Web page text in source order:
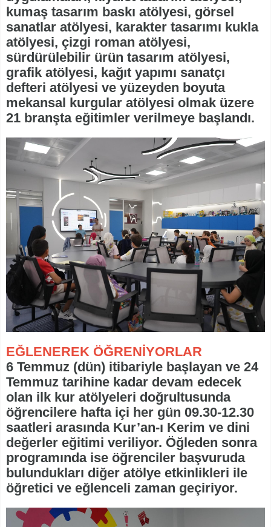
kumaş tasarım baskı atölyesi, görsel
sanatlar atölyesi, karakter tasarımı kukla
atölyesi, çizgi roman atölyesi,
sürdürülebilir ürün tasarım atölyesi,
grafik atölyesi, kağıt yapımı sanatçı
defteri atölyesi ve yüzeyden boyuta
mekansal kurgular atölyesi olmak üzere
21 branşta eğitimler verilmeye başlandı.
EĞLENEREK ÖĞRENİYORLAR
6 Temmuz (dün) itibariyle başlayan ve 24
Temmuz tarihine kadar devam edecek
olan ilk kur atölyeleri doğrultusunda
öğrencilere hafta içi her gün 09.30-12.30
saatleri arasında Kur’an-ı Kerim ve dini
değerler eğitimi veriliyor. Öğleden sonra
programında ise öğrenciler başvuruda
bulundukları diğer atölye etkinlikleri ile
öğretici ve eğlenceli zaman geçiriyor.